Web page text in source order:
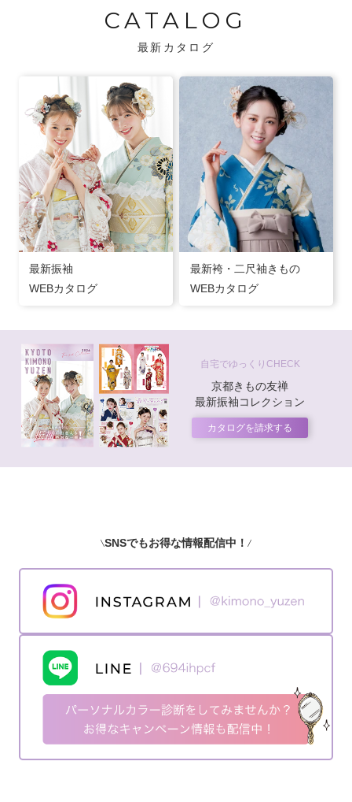
・振袖コンシェルジュが、振袖に合う小物や
バッグでお嬢様らしいコーディネートをご
CATALOG
最新カタログ
最新振袖
WEBカタログ
最新袴・二尺袖きもの
WEBカタログ
自宅でゆっくりCHECK
京都きもの友禅
最新振袖コレクション
カタログを請求する
SNSでもお得な情報配信中！